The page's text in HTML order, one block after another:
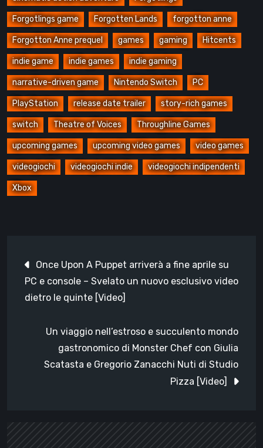
Forgotlings game Forgotten Lands forgotton anne
Forgotton Anne prequel games gaming Hitcents
indie game indie games indie gaming
narrative-driven game Nintendo Switch PC
PlayStation release date trailer story-rich games
switch Theatre of Voices Throughline Games
upcoming games upcoming video games video games
videogiochi videogiochi indie videogiochi indipendenti
Xbox
articoli
Once Upon A Puppet arriverà a fine aprile su
PC e console – Svelato un nuovo esclusivo video
dietro le quinte [Video]
Un viaggio nell’estroso e succulento mondo
gastronomico di Monster Chef con Giulia
Scatasta e Gregorio Zanacchi Nuti di Studio
Pizza [Video]